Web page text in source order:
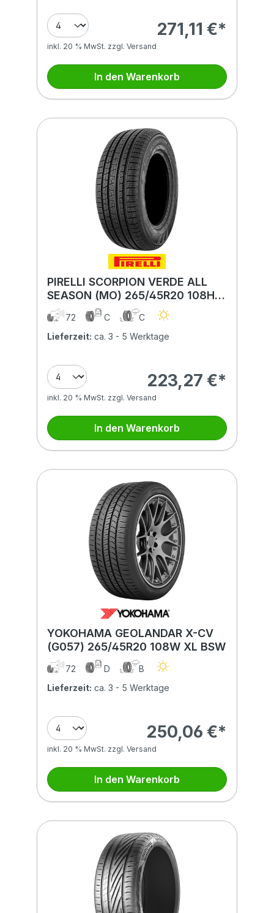
271,11 €*
inkl. 20 % MwSt. zzgl. Versand
In den Warenkorb
PIRELLI SCORPION VERDE ALL
SEASON (MO) 265/45R20 108H
(MO) XL (e)
72 C
C
Lieferzeit: ca. 3 - 5 Werktage
223,27 €*
inkl. 20 % MwSt. zzgl. Versand
In den Warenkorb
YOKOHAMA GEOLANDAR X-CV
(G057) 265/45R20 108W XL BSW
72 D
B
Lieferzeit: ca. 3 - 5 Werktage
250,06 €*
inkl. 20 % MwSt. zzgl. Versand
In den Warenkorb